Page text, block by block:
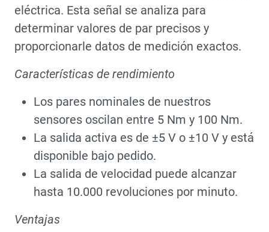
eléctrica. Esta señal se analiza para
determinar valores de par precisos y
proporcionarle datos de medición exactos.
Características de rendimiento
Los pares nominales de nuestros
sensores oscilan entre 5 Nm y 100 Nm.
La salida activa es de ±5 V o ±10 V y está
disponible bajo pedido.
La salida de velocidad puede alcanzar
hasta 10.000 revoluciones por minuto.
Ventajas